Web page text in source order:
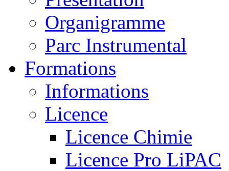
Organigramme
Parc Instrumental
Formations
Informations
Licence
Licence Chimie
Licence Pro LiPAC